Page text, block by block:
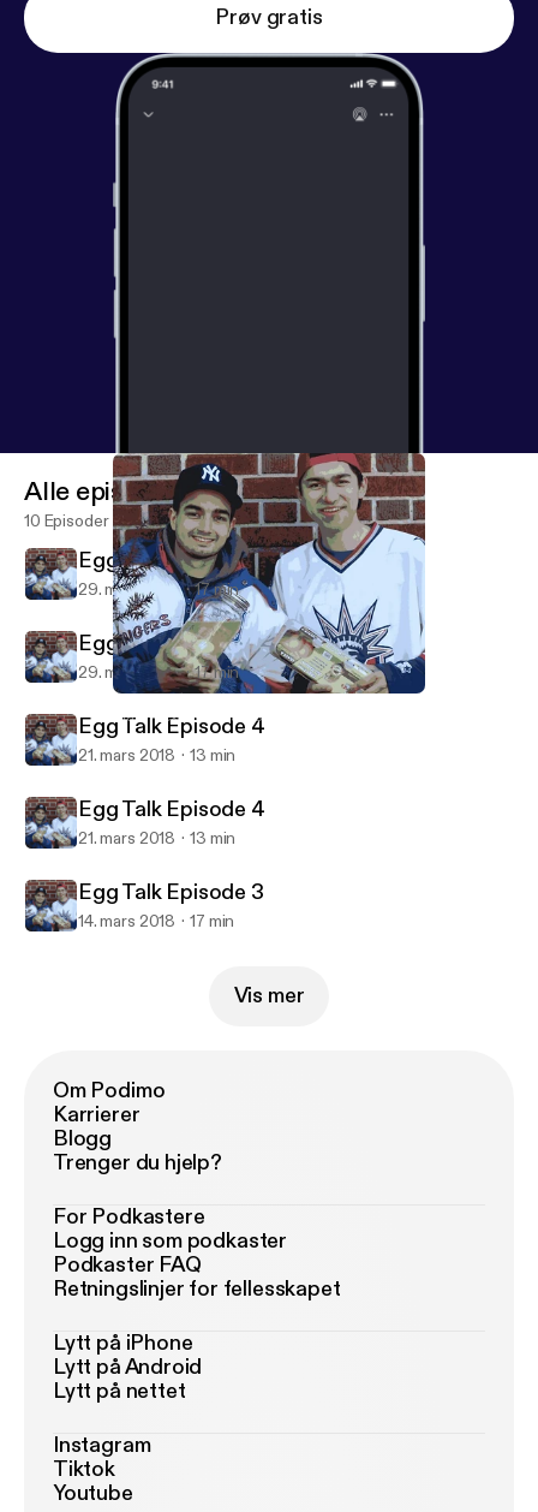
Prøv gratis
Mark Alexander Carles' Podcast
Alle episoder
10 Episoder
Egg Talk Episode 5
29. mars 2018 17 min
Egg Talk Episode 5
29. mars 2018 17 min
Egg Talk Episode 4
21. mars 2018 13 min
Egg Talk Episode 4
21. mars 2018 13 min
Egg Talk Episode 3
14. mars 2018 17 min
Vis mer
Om Podimo
Karrierer
Blogg
Trenger du hjelp?
For Podkastere
Logg inn som podkaster
Podkaster FAQ
Retningslinjer for fellesskapet
Lytt på iPhone
Lytt på Android
Lytt på nettet
Instagram
Tiktok
Youtube